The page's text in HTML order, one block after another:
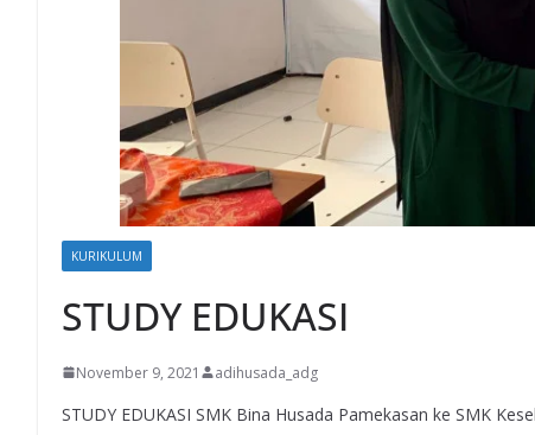
KURIKULUM
STUDY EDUKASI
November 9, 2021 adihusada_adg
STUDY EDUKASI SMK Bina Husada Pamekasan ke SMK